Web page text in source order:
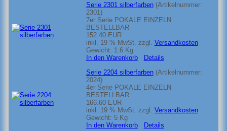
Serie 2301 silberfarben (Artikelnummer:
2301)
7er Serie POKALE EINZELN
BESTELLBAR
152.40 EUR
inkl. 19 % MwSt. zzgl. Versandkosten
Gewicht: 1.6 Kg
In den Warenkorb
Details
Serie 2204 silberfarben (Artikelnummer:
2024)
4er Serie POKALE EINZELN
BESTELLBAR
166.60 EUR
inkl. 19 % MwSt. zzgl. Versandkosten
Gewicht: 5 Kg
In den Warenkorb
Details